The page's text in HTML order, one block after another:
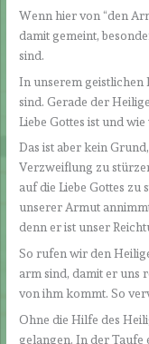
Wenn hier von “den
damit gemeint,
sind.
In unserem geistlichen
sind. Gerade der
Liebe Gottes ist und
Das ist aber kein
Verzweiflung zu
auf die Liebe Gottes
unserer Armut
denn er ist unser
So rufen wir den
arm sind, damit er uns
von ihm kommt. So
Ohne die Hilfe des
gelangen. In der Taufe